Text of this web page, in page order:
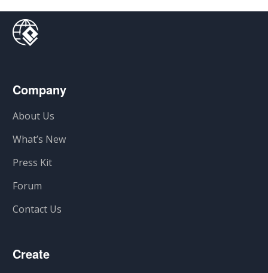
Company
About Us
What’s New
Press Kit
Forum
Contact Us
Create